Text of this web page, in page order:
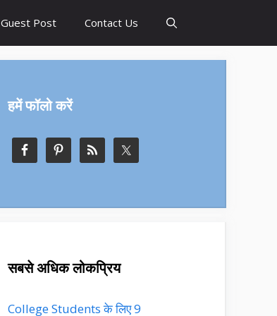
Guest Post Contact Us
हमें फॉलो करें
सबसे अधिक लोकप्रिय
College Students के लिए 9